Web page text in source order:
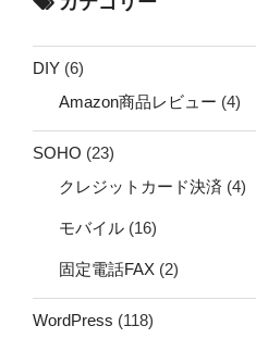
DIY (6)
Amazon商品レビュー (4)
SOHO (23)
クレジットカード決済 (4)
モバイル (16)
固定電話FAX (2)
WordPress (118)